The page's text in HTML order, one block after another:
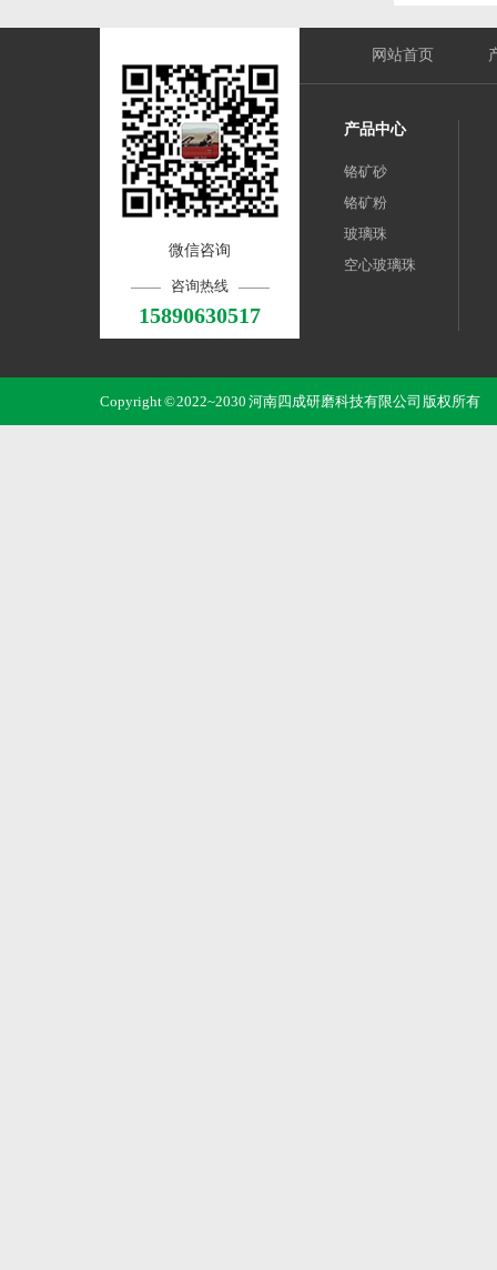
微信咨询
咨询热线
15890630517
网站首页
产品中心
铬矿砂
铬矿粉
玻璃珠
空心玻璃珠
Copyright © 2022~2030 河南四成研磨科技有限公司 版权所